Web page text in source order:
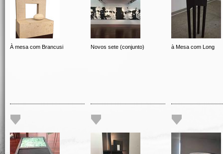
À mesa com Brancusi Novos sete (conjunto) à Mesa com Long